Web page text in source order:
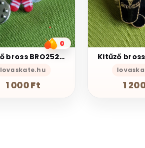
0
Kitűző bross BRO252 - Tűzzománcos karácsonyi fagyal cukorkán 22x22mm
lovaskate.hu
1 000 Ft 1